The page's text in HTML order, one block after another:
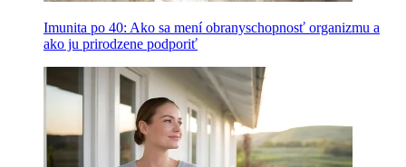
Imunita po 40: Ako sa mení obranyschopnosť organizmu a
ako ju prirodzene podporiť